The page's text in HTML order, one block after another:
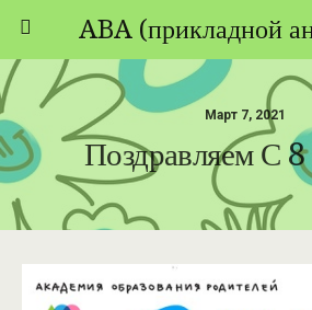
Март 7, 2021
Поздравляем С